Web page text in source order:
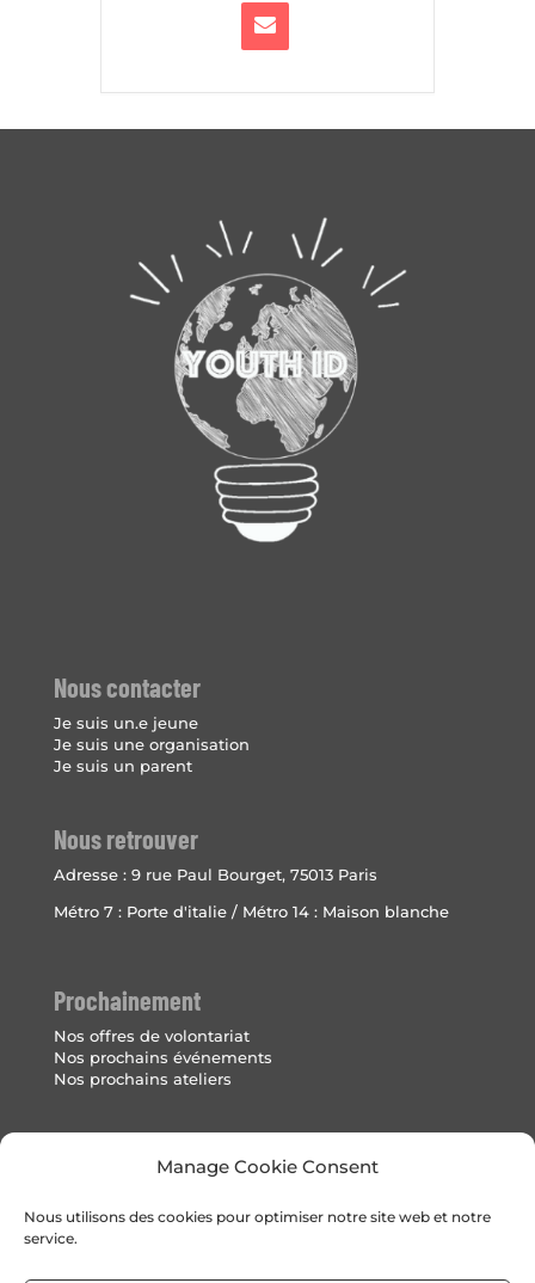
Manage Cookie Consent
Nous utilisons des cookies pour optimiser notre site web et notre
service.
Nous contacter
Je suis un.e jeune
Je suis une organisation
Je suis un parent
Nous retrouver
Adresse : 9 rue Paul Bourget, 75013 Paris
Métro 7 : Porte d'italie / Métro 14 : Maison blanche
Prochainement
Nos offres de volontariat
Nos prochains événements
Nos prochains ateliers
Politique de cookies (UE)